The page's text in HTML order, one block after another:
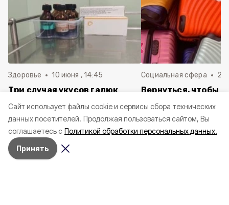
Cайт использует файлы cookie и сервисы сбора технических
данных посетителей. Продолжая пользоваться сайтом, Вы
соглашаетесь с Политикой обработки персональных данных.
Принять
Здоровье 10 июня , 14:45
Три случая укусов гадюк
Белгородской области с
начала года
Социальная сфера 20
Вернуться, чтобы
в Белгородскую
пять лет